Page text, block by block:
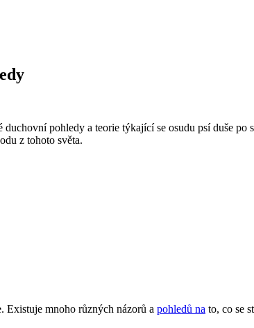
pohledy a teorie týkající se osudu psí duše
z tohoto světa.
Existuje mnoho různých názorů a pohledů na to, co se